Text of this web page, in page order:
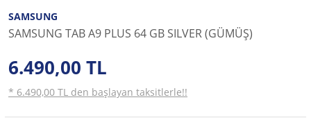
SAMSUNG
SAMSUNG TAB A9 PLUS 64 GB SILVER (GÜMÜŞ)
6.490,00 TL
* 6.490,00 TL den başlayan taksitlerle!!